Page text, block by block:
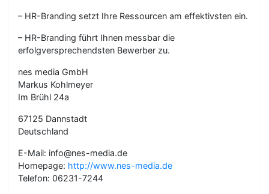
– HR-Branding setzt Ihre Ressourcen am effektivsten ein.
– HR-Branding führt Ihnen messbar die
erfolgversprechendsten Bewerber zu.
nes media GmbH
Markus Kohlmeyer
Im Brühl 24a
67125 Dannstadt
Deutschland
E-Mail: info@nes-media.de
Homepage: http://www.nes-media.de
Telefon: 06231-7244